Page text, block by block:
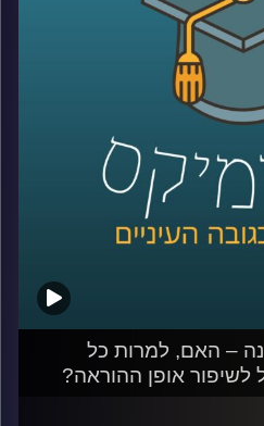
בהוראה:לחצו כאן
לחצו כאן
– האם, למרות כל
לשיפור אופן ההוראה?